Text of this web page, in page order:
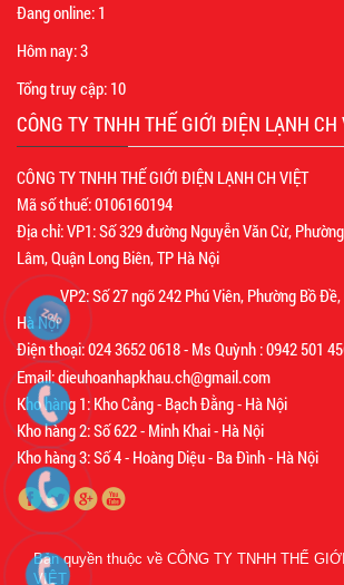
Đang online: 1
Hôm nay:3
Tổng truy cập: 10
CÔNG TY TNHH THẾ GIỚI ĐIỆN LẠNH CH
CÔNG TY TNHH THẾ GIỚI ĐIỆN LẠNH CH VIỆT
Mã số thuế: 0106160194
Địa chỉ: VP1: Số 329 đường Nguyễn Văn Cừ,
Lâm, Quận Long Biên, TP Hà Nội
VP2: Số 27 ngõ 242 Phú Viên, Phường Bồ Đề,
Hà Nội
Điện thoại: 024 3652 0618 - Ms Quỳnh : 0942 501
Email: dieuhoanhapkhau.ch@gmail.com
Kho hàng 1: Kho Cảng - Bạch Đằng - Hà Nội
Kho hàng 2: Số 622 - Minh Khai - Hà Nội
Kho hàng 3: Số 4 - Hoàng Diệu - Ba Đình - Hà Nội
Bản quyền thuộc về CÔNG TY TNHH THẾ
VIỆT